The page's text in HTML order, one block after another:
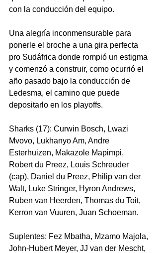
con la conducción del equipo.
Una alegría inconmensurable para
ponerle el broche a una gira perfecta
pro Sudáfrica donde rompió un estigma
y comenzó a construir, como ocurrió el
año pasado bajo la conducción de
Ledesma, el camino que puede
depositarlo en los playoffs.
Sharks (17): Curwin Bosch, Lwazi
Mvovo, Lukhanyo Am, Andre
Esterhuizen, Makazole Mapimpi,
Robert du Preez, Louis Schreuder
(cap), Daniel du Preez, Philip van der
Walt, Luke Stringer, Hyron Andrews,
Ruben van Heerden, Thomas du Toit,
Kerron van Vuuren, Juan Schoeman.
Suplentes: Fez Mbatha, Mzamo Majola,
John-Hubert Meyer, JJ van der Mescht,